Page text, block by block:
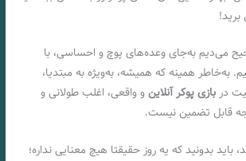
می‌دیم به‌جای وعده‌های پوچ و احساسی، با
به‌خاطر همینه که همیشه، به‌ویژه به مبتدیا،
دربازی پوکر آنلاینو واقعی، اغلب طولانی و
قابل تضمین نیست.
باید بدونید که یه روز حقیقتا هیچ معنایی نداره؛